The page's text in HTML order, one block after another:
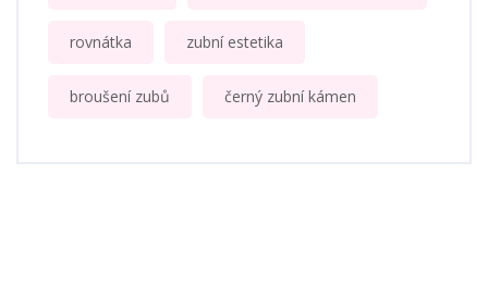
rovnátka zubní estetika
broušení zubů černý zubní kámen